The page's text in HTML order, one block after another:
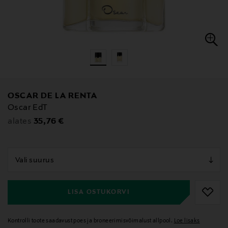
OSCAR DE LA RENTA
Oscar EdT
alates Original Price
35,76 €
LISA OSTUKORVI
Kontrolli toote saadavust poes ja broneerimisvõimalust allpool. Loe lisaks